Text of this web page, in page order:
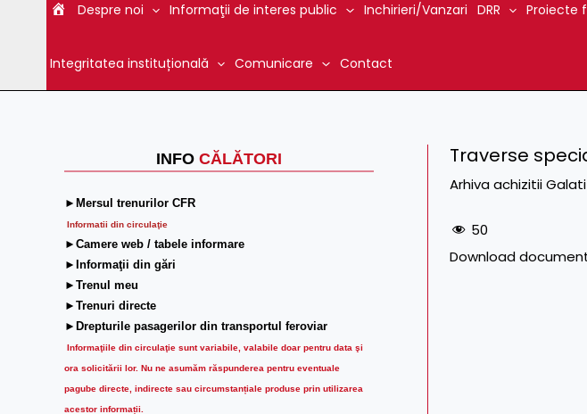
Despre noi Informaţii de interes public Inchirieri/Vanzari DRR Proiecte
Integritatea instituțională Comunicare Contact
INFO CĂLĂTORI
►Mersul trenurilor CFR
Informatii din circulaţie
►Camere web / tabele informare
►Informaţii din gări
►Trenul meu
►Trenuri directe
►Drepturile pasagerilor din transportul feroviar
Informaţiile din circulaţie sunt variabile, valabile doar pentru data şi
ora solicitării lor. Nu ne asumăm răspunderea pentru eventuale
pagube directe, indirecte sau circumstanțiale produse prin utilizarea
acestor informații.
Traverse
Arhiva achizitii Galati
50
Download